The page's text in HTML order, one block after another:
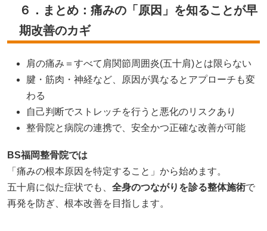
６．まとめ：痛みの「原因」を知ることが早
期改善のカギ
肩の痛み＝すべて肩関節周囲炎(五十肩)とは限らない
腱・筋肉・神経など、原因が異なるとアプローチも変
わる
自己判断でストレッチを行うと悪化のリスクあり
整骨院と病院の連携で、安全かつ正確な改善が可能
BS福岡整骨院では
「痛みの根本原因を特定すること」から始めます。
五十肩に似た症状でも、 全身のつながりを診る整体施術で
再発を防ぎ、根本改善を目指します。